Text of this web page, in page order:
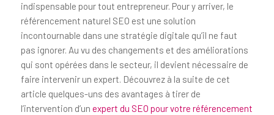
indispensable pour tout entrepreneur. Pour y arriver, le
référencement naturel SEO est une solution
incontournable dans une stratégie digitale qu’il ne faut
pas ignorer. Au vu des changements et des améliorations
qui sont opérées dans le secteur, il devient nécessaire de
faire intervenir un expert. Découvrez à la suite de cet
article quelques-uns des avantages à tirer de
l’intervention d’un expert du SEO pour votre référencement